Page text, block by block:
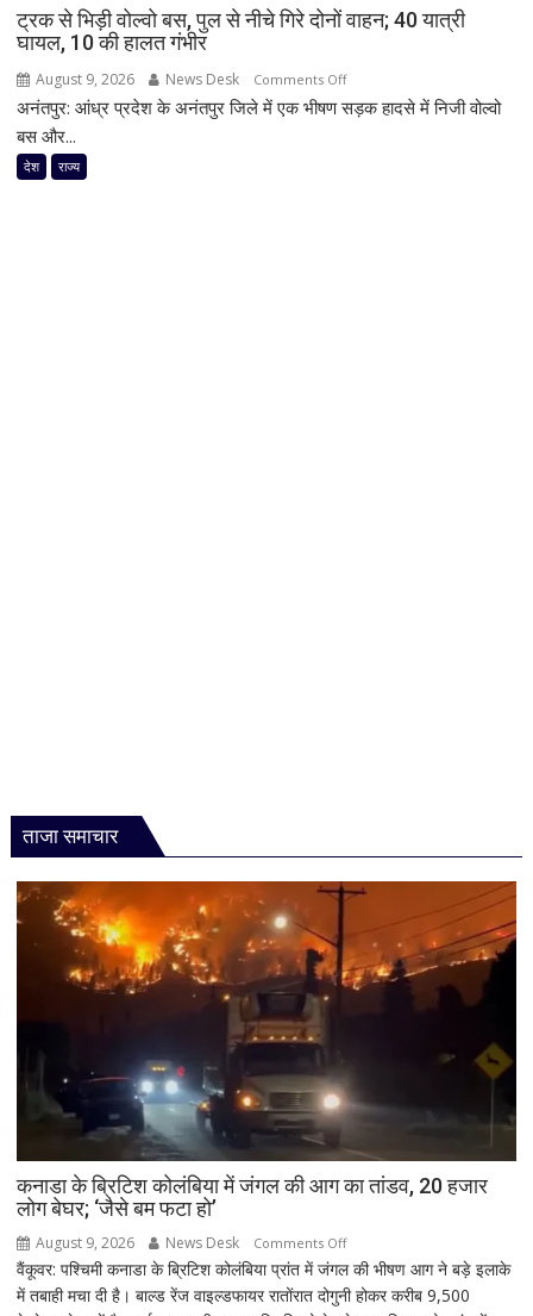
के
पर
साजिश
ट्रक से भिड़ी वोल्वो बस, पुल से नीचे गिरे दोनों वाहन; 40 यात्री
घायल, 10 की हालत गंभीर
August 9, 2026 News Desk Comments Offon
ट्रक
अनंतपुर: आंध्र प्रदेश के अनंतपुर जिले में एक भीषण सड़क हादसे में निजी वोल्वो
बस और...
देश राज्य
ताजा समाचार
कनाडा के ब्रिटिश कोलंबिया में जंगल की आग का तांडव, 20 हजार
लोग बेघर; ‘जैसे बम फटा हो’
August 9, 2026 News Desk Comments Offon
कनाडा
के
वैंकूवर: पश्चिमी कनाडा के ब्रिटिश कोलंबिया प्रांत में जंगल की भीषण आग ने बड़े इलाके
में तबाही मचा दी है। बाल्ड रेंज वाइल्डफायर रातोंरात दोगुनी होकर करीब 9,500